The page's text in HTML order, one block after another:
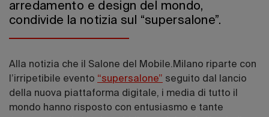
arredamento e design del mondo,
condivide la notizia sul “supersalone”.
Alla notizia che il Salone del Mobile.Milano riparte con
l’irripetibile evento “supersalone” seguito dal lancio
della nuova piattaforma digitale, i media di tutto il
mondo hanno risposto con entusiasmo e tante